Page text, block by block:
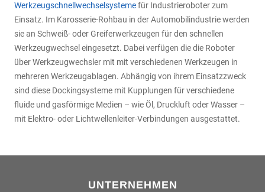
Werkzeugschnellwechselsystemefür Industrieroboter zum
Einsatz. Im Karosserie-Rohbau in der Automobilindustrie werden
sie an Schweiß- oder Greiferwerkzeugen für den schnellen
Werkzeugwechsel eingesetzt. Dabei verfügen die die Roboter
über Werkzeugwechsler mit mit verschiedenen Werkzeugen in
mehreren Werkzeugablagen. Abhängig von ihrem Einsatzzweck
sind diese Dockingsysteme mit Kupplungen für verschiedene
fluide und gasförmige Medien – wie Öl, Druckluft oder Wasser –
mit Elektro- oder Lichtwellenleiter-Verbindungen ausgestattet.
UNTERNEHMEN